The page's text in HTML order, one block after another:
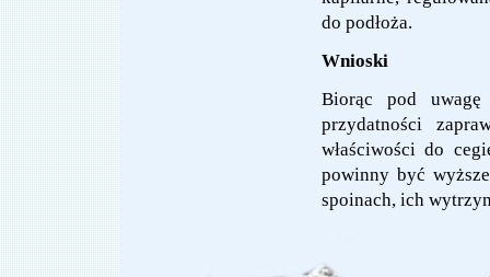
do podłoża.
Wnioski
Biorąc pod uwagę
przydatności
właściwości do
powinny być
spoinach, ich